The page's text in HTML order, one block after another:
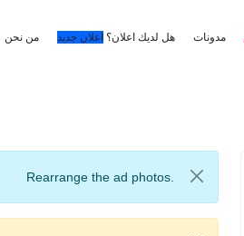
من نحن هل لديك اعلان؟ اعلان جديد مدونات
Rearrange the ad photos.